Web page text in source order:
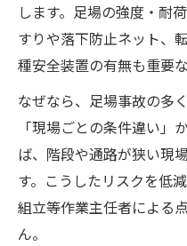
します。足場の強度・耐
すりや落下防止ネット、
種安全装置の有無も重要
なぜなら、足場事故の多
「現場ごとの条件違い」
ば、階段や通路が狭い現
す。こうしたリスクを低
組立等作業主任者による
ん。